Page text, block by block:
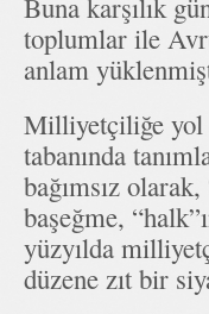
Buna karşılık
toplumlar ile
anlam
Milliyetçiliğe yol
tabanında
bağımsız
başeğme,
yüzyılda
düzene zıt bir